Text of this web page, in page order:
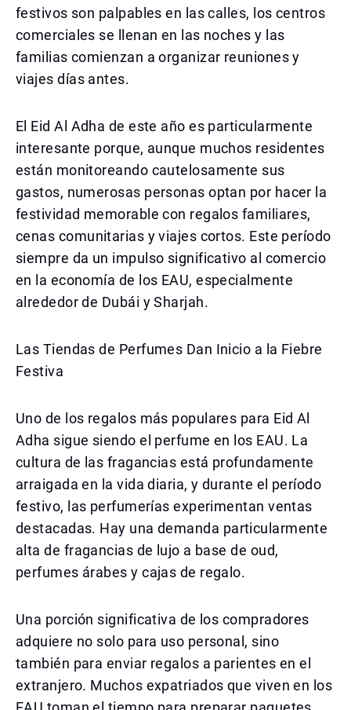
festivos son palpables en las calles, los centros
comerciales se llenan en las noches y las
familias comienzan a organizar reuniones y
viajes días antes.
El Eid Al Adha de este año es particularmente
interesante porque, aunque muchos residentes
están monitoreando cautelosamente sus
gastos, numerosas personas optan por hacer la
festividad memorable con regalos familiares,
cenas comunitarias y viajes cortos. Este período
siempre da un impulso significativo al comercio
en la economía de los EAU, especialmente
alrededor de Dubái y Sharjah.
Las Tiendas de Perfumes Dan Inicio a la Fiebre
Festiva
Uno de los regalos más populares para Eid Al
Adha sigue siendo el perfume en los EAU. La
cultura de las fragancias está profundamente
arraigada en la vida diaria, y durante el período
festivo, las perfumerías experimentan ventas
destacadas. Hay una demanda particularmente
alta de fragancias de lujo a base de oud,
perfumes árabes y cajas de regalo.
Una porción significativa de los compradores
adquiere no solo para uso personal, sino
también para enviar regalos a parientes en el
extranjero. Muchos expatriados que viven en los